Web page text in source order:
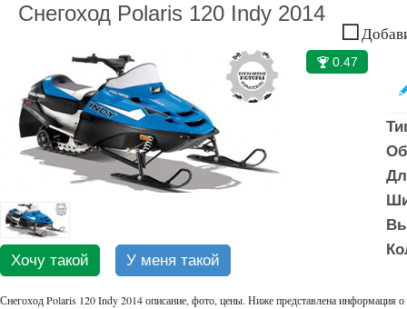
Снегоход Polaris 120 Indy 2014
Хочу такой У меня такой
🏆0.47
Снегоход Polaris 120 Indy 2014 описание, фото, цены. Ниже представлена информация